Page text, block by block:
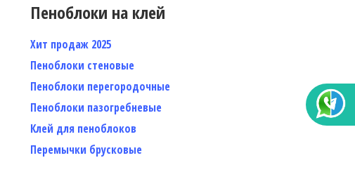
Пеноблоки на клей
Хит продаж 2025
Пеноблоки стеновые
Пеноблоки перегородочные
Пеноблоки пазогребневые
Клей для пеноблоков
Перемычки брусковые